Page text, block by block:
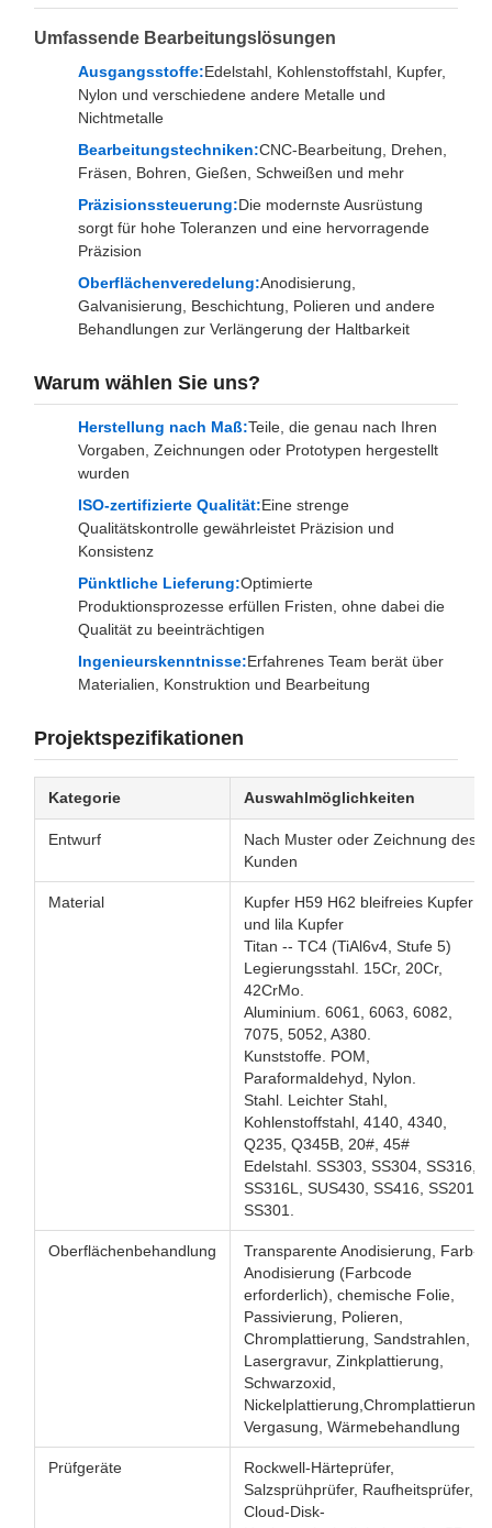
Umfassende Bearbeitungslösungen
Ausgangsstoffe:Edelstahl, Kohlenstoffstahl, Kupfer,
Nylon und verschiedene andere Metalle und
Nichtmetalle
Bearbeitungstechniken:CNC-Bearbeitung, Drehen,
Fräsen, Bohren, Gießen, Schweißen und mehr
Präzisionssteuerung:Die modernste Ausrüstung
sorgt für hohe Toleranzen und eine hervorragende
Präzision
Oberflächenveredelung:Anodisierung,
Galvanisierung, Beschichtung, Polieren und andere
Behandlungen zur Verlängerung der Haltbarkeit
Warum wählen Sie uns?
Herstellung nach Maß:Teile, die genau nach Ihren
Vorgaben, Zeichnungen oder Prototypen hergestellt
wurden
ISO-zertifizierte Qualität:Eine strenge
Qualitätskontrolle gewährleistet Präzision und
Konsistenz
Pünktliche Lieferung:Optimierte
Produktionsprozesse erfüllen Fristen, ohne dabei die
Qualität zu beeinträchtigen
Ingenieurskenntnisse:Erfahrenes Team berät über
Materialien, Konstruktion und Bearbeitung
Projektspezifikationen
Kategorie Auswahlmöglichkeiten
Entwurf
Nach Muster oder Zeichnung des
Kunden
Material
Kupfer H59 H62 bleifreies Kupfer
und lila Kupfer
Titan -- TC4 (TiAl6v4, Stufe 5)
Legierungsstahl. 15Cr, 20Cr,
42CrMo.
Aluminium. 6061, 6063, 6082,
7075, 5052, A380.
Kunststoffe. POM,
Paraformaldehyd, Nylon.
Stahl. Leichter Stahl,
Kohlenstoffstahl, 4140, 4340,
Q235, Q345B, 20#, 45#
Edelstahl. SS303, SS304, SS316,
SS316L, SUS430, SS416, SS201,
SS301.
Oberflächenbehandlung
Transparente Anodisierung, Farb-
Anodisierung (Farbcode
erforderlich), chemische Folie,
Passivierung, Polieren,
Chromplattierung, Sandstrahlen,
Lasergravur, Zinkplattierung,
Schwarzoxid,
Nickelplattierung,Chromplattierung,
Vergasung, Wärmebehandlung
Prüfgeräte
Rockwell-Härteprüfer,
Salzsprühprüfer, Raufheitsprüfer,
Cloud-Disk-